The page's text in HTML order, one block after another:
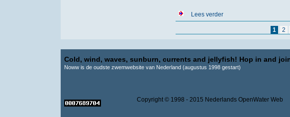
Lees verderover Zwemmen in zee
1 2
Cold, wind, waves, sunburn, currents and jellyfish! Hop in and
Noww is de oudste zwemwebsite van Nederland (augustus 1998 gestart)
Copyright © 1998 - 2015 Nederlands OpenWater Web